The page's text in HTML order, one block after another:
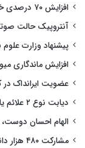
افزایش ۷۰ درصدی خطر ALS با تماس زیاد با علف‌کش‌ها
آنتروپیک حالت
پیشنهاد وزارت
افزایش ماندگاری
عضویت ایرانداک
دیابت نوع ۲ علائم یائسگی را تشدید می‌کند
الهام احسان
مشارکت ۴۸۰ هزار دانش‌آموز فارس در جشنواره استانی جابر بن حیان